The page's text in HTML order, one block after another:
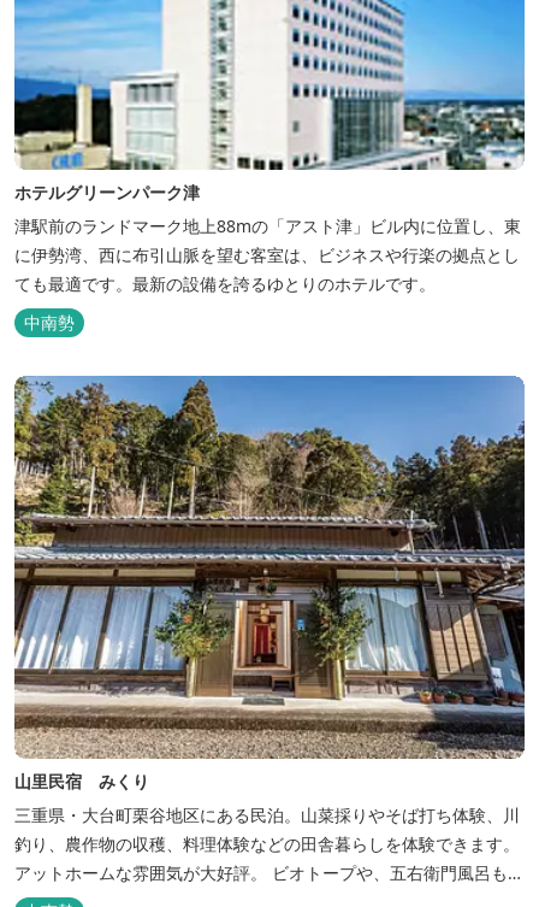
ホテルグリーンパーク津
津駅前のランドマーク地上88mの「アスト津」ビル内に位置し、東
に伊勢湾、西に布引山脈を望む客室は、ビジネスや行楽の拠点とし
ても最適です。最新の設備を誇るゆとりのホテルです。
中南勢
山里民宿 みくり
三重県・大台町栗谷地区にある民泊。山菜採りやそば打ち体験、川
釣り、農作物の収穫、料理体験などの田舎暮らしを体験できます。
アットホームな雰囲気が大好評。 ビオトープや、五右衛門風呂も楽
しめます。6月はホタル観賞が人気。 夜になると周囲は真っ暗。都